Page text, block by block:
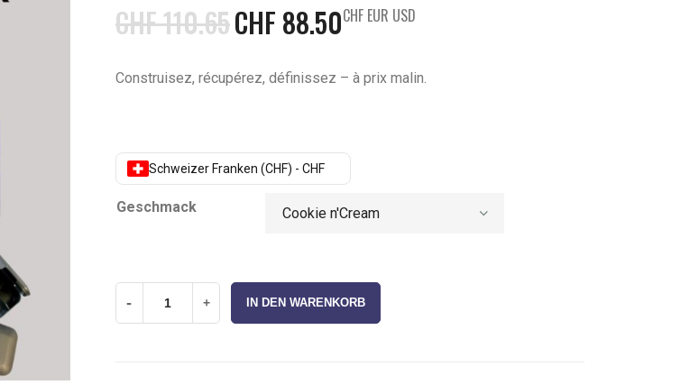
CHF110.65CHF 88.50CHF EUR USD
Construisez, récupérez, définissez – à prix malin.
Schweizer Franken (CHF) - CHF
Geschmack
- + IN DEN WARENKORB